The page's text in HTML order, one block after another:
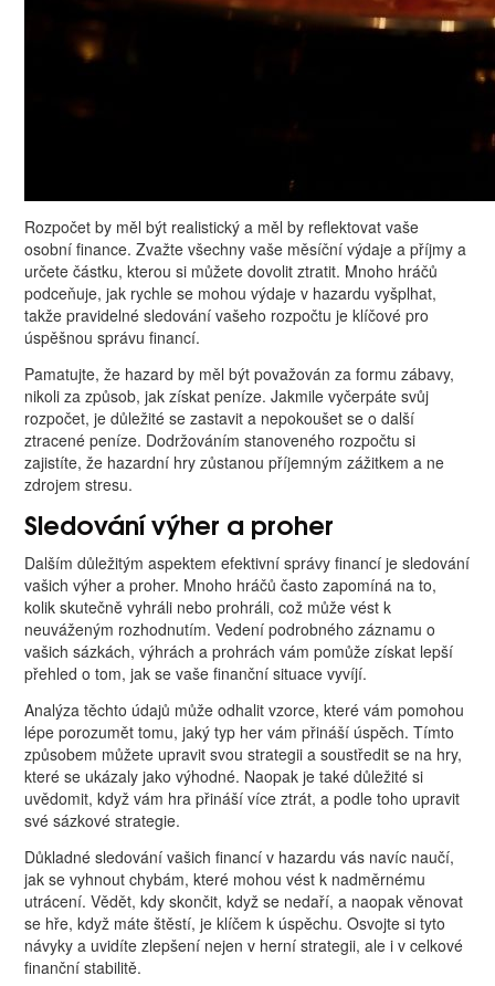
Rozpočet by měl být realistický a měl by reflektovat vaše
osobní finance. Zvažte všechny vaše měsíční výdaje a příjmy a
určete částku, kterou si můžete dovolit ztratit. Mnoho hráčů
podceňuje, jak rychle se mohou výdaje v hazardu vyšplhat,
takže pravidelné sledování vašeho rozpočtu je klíčové pro
úspěšnou správu financí.
Pamatujte, že hazard by měl být považován za formu zábavy,
nikoli za způsob, jak získat peníze. Jakmile vyčerpáte svůj
rozpočet, je důležité se zastavit a nepokoušet se o další
ztracené peníze. Dodržováním stanoveného rozpočtu si
zajistíte, že hazardní hry zůstanou příjemným zážitkem a ne
zdrojem stresu.
Sledování výher a proher
Dalším důležitým aspektem efektivní správy financí je sledování
vašich výher a proher. Mnoho hráčů často zapomíná na to,
kolik skutečně vyhráli nebo prohráli, což může vést k
neuváženým rozhodnutím. Vedení podrobného záznamu o
vašich sázkách, výhrách a prohrách vám pomůže získat lepší
přehled o tom, jak se vaše finanční situace vyvíjí.
Analýza těchto údajů může odhalit vzorce, které vám pomohou
lépe porozumět tomu, jaký typ her vám přináší úspěch. Tímto
způsobem můžete upravit svou strategii a soustředit se na hry,
které se ukázaly jako výhodné. Naopak je také důležité si
uvědomit, když vám hra přináší více ztrát, a podle toho upravit
své sázkové strategie.
Důkladné sledování vašich financí v hazardu vás navíc naučí,
jak se vyhnout chybám, které mohou vést k nadměrnému
utrácení. Vědět, kdy skončit, když se nedaří, a naopak věnovat
se hře, když máte štěstí, je klíčem k úspěchu. Osvojte si tyto
návyky a uvidíte zlepšení nejen v herní strategii, ale i v celkové
finanční stabilitě.